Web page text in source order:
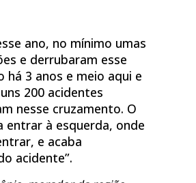
ano, no mínimo umas
e derrubaram esse
há 3 anos e meio aqui e
200 acidentes
nesse cruzamento. O
entrar à esquerda, onde
e acaba
acidente”.